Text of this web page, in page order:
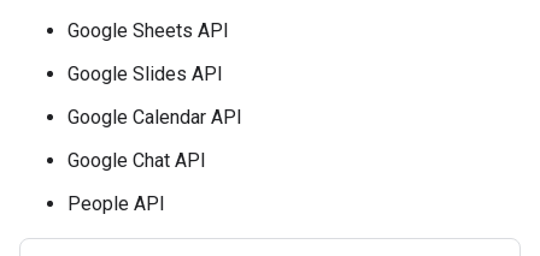
Google Sheets API
Google Slides API
Google Calendar API
Google Chat API
People API